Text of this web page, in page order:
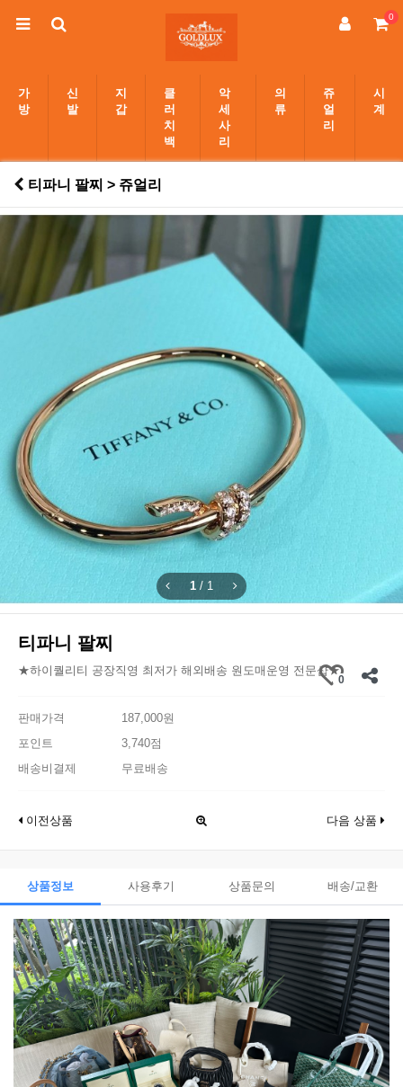
0
가
방
신
발
지
갑
클
러
치
백
악
세
사
리
의
류
쥬
얼
리
시
계
티파니 팔찌 > 쥬얼리
1 / 1
티파니 팔찌
★하이퀄리티 공장직영 최저가 해외배송 원도매운영 전문샵★
0
판매가격
187,000원
포인트
3,740점
배송비결제
무료배송
이전상품 다음 상품
상품정보 사용후기 상품문의 배송/교환